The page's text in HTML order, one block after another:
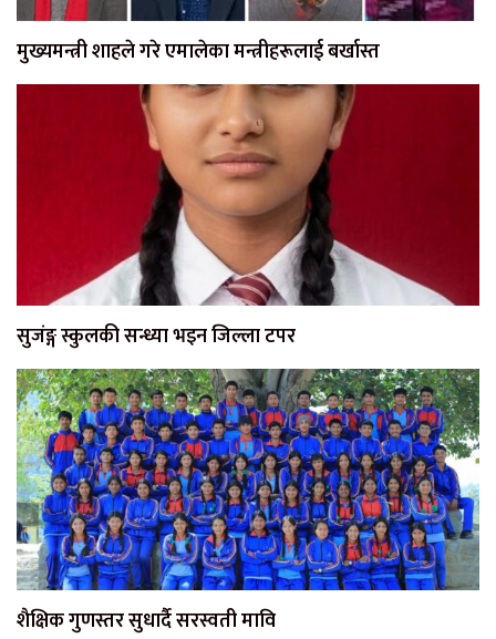
मुख्यमन्त्री शाहले गरे एमालेका मन्त्रीहरूलाई बर्खास्त
सुजंङ्ग स्कुलकी सन्ध्या भइन जिल्ला टपर
शैक्षिक गुणस्तर सुधार्दै सरस्वती मावि